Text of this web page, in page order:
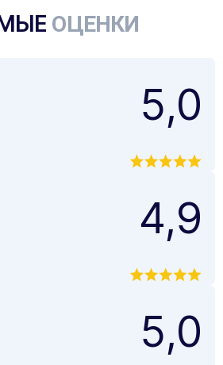
ОЦЕНКИ
5,0
4,9
5,0